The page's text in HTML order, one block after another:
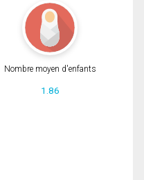
Nombre moyen d'enfants
1.86